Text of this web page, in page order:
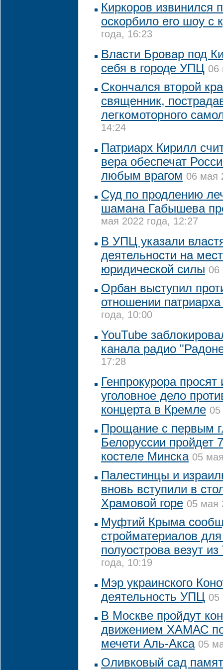
Киркоров извинился
оскорбило его шоу с
года, 16:23
Власти Бровар под
себя в городе УПЦ 06
Скончался второй
священник,
легкомоторного
14:24
Патриарх Кирилл
вера обеспечат
любым врагом 06 мая
Суд по продлению
шамана Габышева
мая 2022 года, 12:27
В УПЦ указали
деятельности на
юридической силы 06
Орбан выступил
отношении
года, 10:00
YouTube
канала радио
17:28
Генпрокурора просят
уголовное дело
концерта в Кремле
Прощание с первым
Белоруссии пройдет
костеле Минска 05
Палестинцы и
вновь вступили в
Храмовой горе 05 мая
Муфтий Крыма
стройматериалов
полуострова везут
года, 10:19
Мэр украинского
деятельность УПЦ 05
В Москве пройдут
движением ХАМАС по
мечети Аль-Акса 05
Оливковый сад